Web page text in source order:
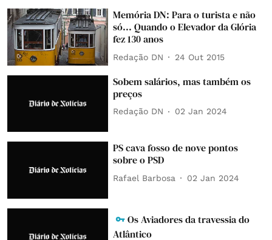
Memória DN: Para o turista e não
só... Quando o Elevador da Glória
fez 130 anos
Redação DN 24 Out 2015
Sobem salários, mas também os
preços
Redação DN 02 Jan 2024
PS cava fosso de nove pontos
sobre o PSD
Rafael Barbosa 02 Jan 2024
Os Aviadores da travessia do
Atlântico